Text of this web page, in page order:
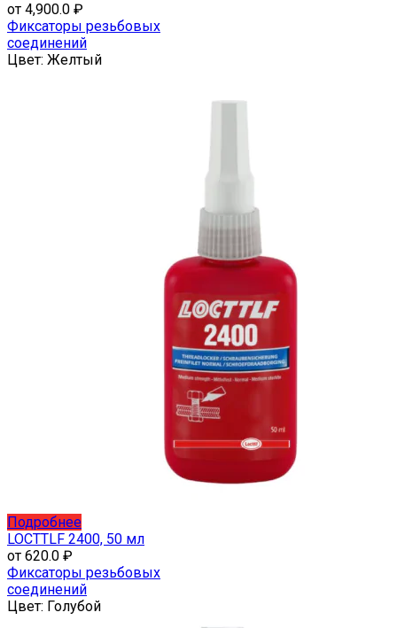
странице
товара.
имеет
несколько
вариаций.
Опции
от 4,900.0 ₽
Фиксаторы резьбовых
соединений
Цвет: Желтый
ПодробнееЭтот
товар
несколько
вариаций.
Опции
LOCTTLF 2400, 50 мл
от 620.0 ₽
Фиксаторы резьбовых
соединений
Цвет: Голубой